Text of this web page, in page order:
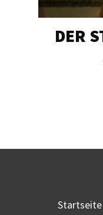
DER
Startseite